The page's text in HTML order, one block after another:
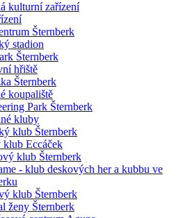
kulturní zařízení
Šternberk
stadion
Šternberk
hřiště
Šternberk
koupaliště
Park Šternberk
kluby
klub Šternberk
klub Eccáček
klub Šternberk
- klub deskových her a kubbu ve
klub Šternberk
ženy Šternberk